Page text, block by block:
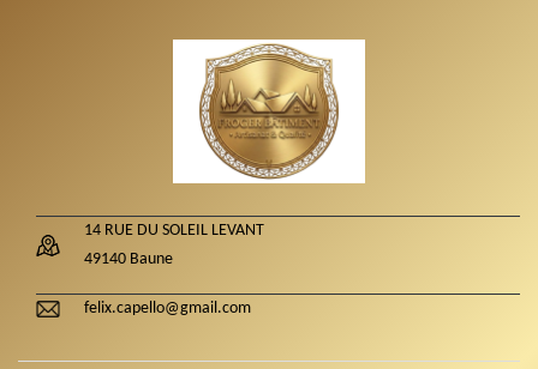
14 RUE DU SOLEIL LEVANT
49140 Baune
felix.capello@gmail.com